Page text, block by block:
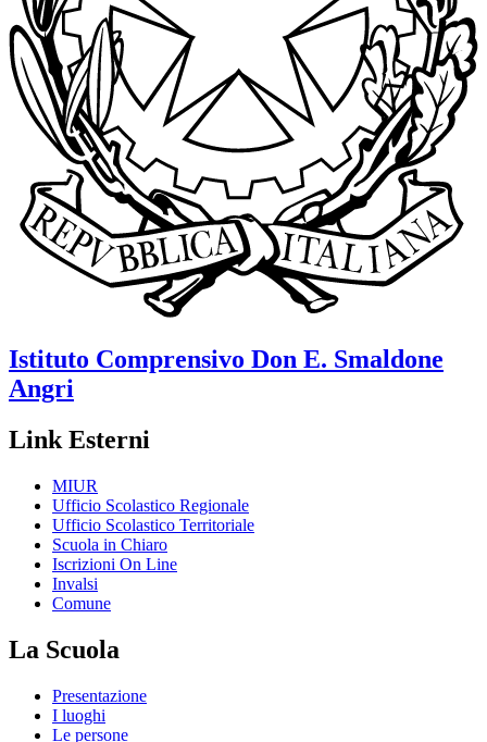
Istituto Comprensivo Don E. Smaldone
Angri
Link Esterni
MIUR
Ufficio Scolastico Regionale
Ufficio Scolastico Territoriale
Scuola in Chiaro
Iscrizioni On Line
Invalsi
Comune
La Scuola
Presentazione
I luoghi
Le persone